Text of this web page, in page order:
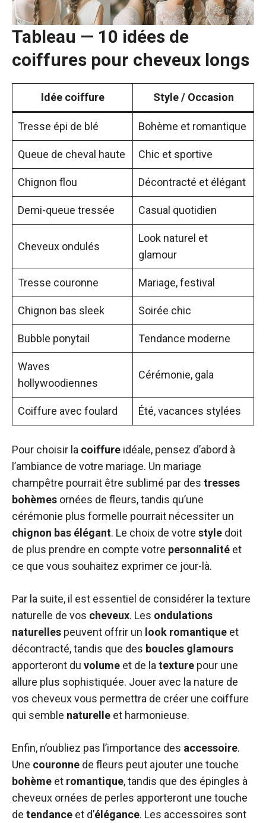
Tableau — 10 idées de
coiffures pour cheveux longs
Idée coiffure Style / Occasion
Tresse épi de blé Bohème et romantique
Queue de cheval haute Chic et sportive
Chignon flou Décontracté et élégant
Demi-queue tressée Casual quotidien
Cheveux ondulés
Look naturel et
glamour
Tresse couronne Mariage, festival
Chignon bas sleek Soirée chic
Bubble ponytail Tendance moderne
Waves
hollywoodiennes
Cérémonie, gala
Coiffure avec foulard Été, vacances stylées
Pour choisir la coiffure idéale, pensez d’abord à
l’ambiance de votre mariage. Un mariage
champêtre pourrait être sublimé par des tresses
bohèmes ornées de fleurs, tandis qu’une
cérémonie plus formelle pourrait nécessiter un
chignon bas élégant. Le choix de votre style doit
de plus prendre en compte votre personnalité et
ce que vous souhaitez exprimer ce jour-là.
Par la suite, il est essentiel de considérer la texture
naturelle de vos cheveux. Les ondulations
naturelles peuvent offrir un look romantique et
décontracté, tandis que des boucles glamours
apporteront du volume et de la texture pour une
allure plus sophistiquée. Jouer avec la nature de
vos cheveux vous permettra de créer une coiffure
qui semble naturelle et harmonieuse.
Enfin, n’oubliez pas l’importance des accessoire.
Une couronne de fleurs peut ajouter une touche
bohème et romantique, tandis que des épingles à
cheveux ornées de perles apporteront une touche
de tendance et d’élégance. Les accessoires sont